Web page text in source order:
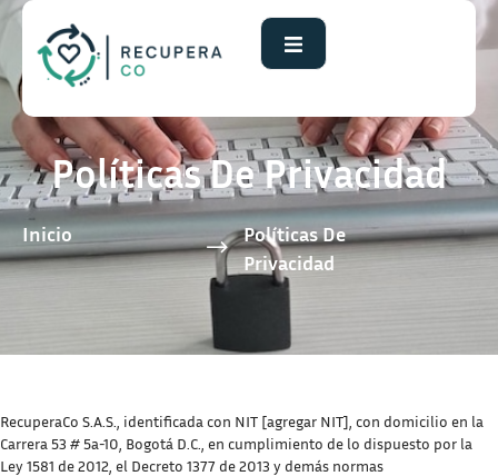
Políticas De Privacidad
Inicio
Políticas De
Privacidad
RecuperaCo S.A.S., identificada con NIT [agregar NIT], con domicilio en la
Carrera 53 # 5a-10, Bogotá D.C., en cumplimiento de lo dispuesto por la
Ley 1581 de 2012, el Decreto 1377 de 2013 y demás normas